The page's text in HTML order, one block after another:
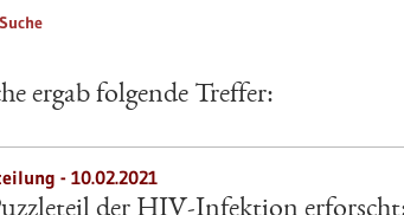
Suche
ergab folgende Treffer:
- 10.02.2021